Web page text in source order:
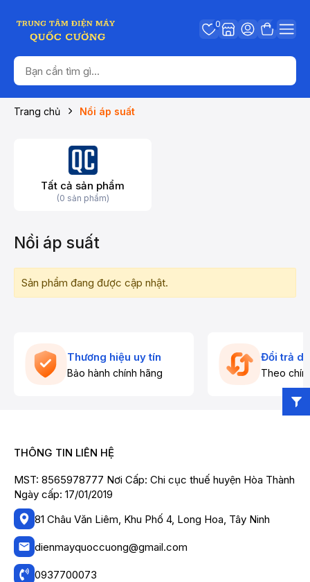
0
Trang chủ Nồi áp suất
Tất cả sản phẩm
(0 sản phẩm)
Nồi áp suất
Sản phẩm đang được cập nhật.
Thương hiệu uy tín
Bảo hành chính hãng
Đổi trả
Theo
THÔNG TIN LIÊN HỆ
MST: 8565978777 Nơi Cấp: Chi cục thuế huyện Hòa Thành
Ngày cấp: 17/01/2019
81 Châu Văn Liêm, Khu Phố 4, Long Hoa, Tây Ninh
dienmayquoccuong@gmail.com
0937700073